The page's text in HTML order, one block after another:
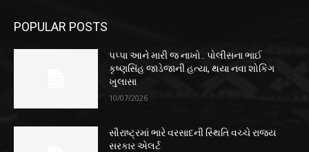
POPULAR POSTS
પપ્પા આને મારી જ નાખો.. પોલીસના ભાઈ
કૃષ્ણસિંહ જાડેજાની હત્યા, થયા નવા શોકિંગ
ખુલાસા
10/07/2026
સૌરાષ્ટ્રમાં ભારે વરસાદની સ્થિતિ વચ્ચે રાજ્ય
સરકાર એલર્ટ